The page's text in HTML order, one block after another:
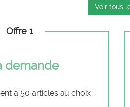
Voir tous
Offre 1
demande
à 50 articles au choix